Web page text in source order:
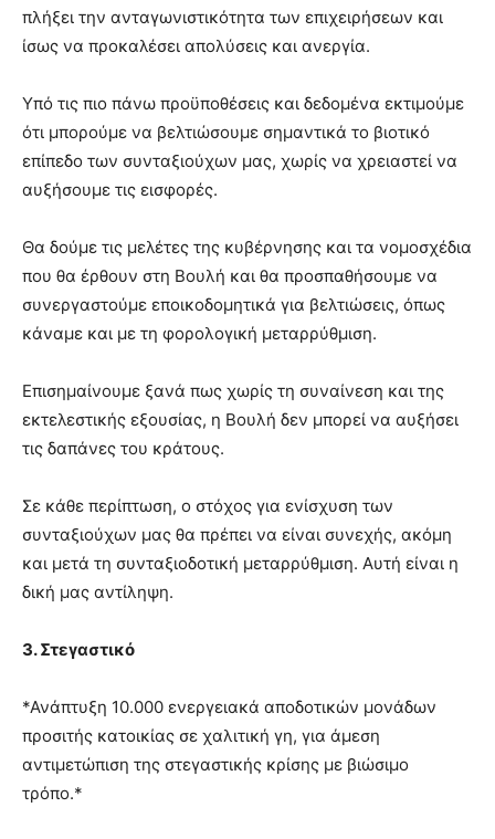
πλήξει την ανταγωνιστικότητα των επιχειρήσεων και
ίσως να προκαλέσει απολύσεις και ανεργία.
Υπό τις πιο πάνω προϋποθέσεις και δεδομένα εκτιμούμε
ότι μπορούμε να βελτιώσουμε σημαντικά το βιοτικό
επίπεδο των συνταξιούχων μας, χωρίς να χρειαστεί να
αυξήσουμε τις εισφορές.
Θα δούμε τις μελέτες της κυβέρνησης και τα νομοσχέδια
που θα έρθουν στη Βουλή και θα προσπαθήσουμε να
συνεργαστούμε εποικοδομητικά για βελτιώσεις, όπως
κάναμε και με τη φορολογική μεταρρύθμιση.
Επισημαίνουμε ξανά πως χωρίς τη συναίνεση και της
εκτελεστικής εξουσίας, η Βουλή δεν μπορεί να αυξήσει
τις δαπάνες του κράτους.
Σε κάθε περίπτωση, ο στόχος για ενίσχυση των
συνταξιούχων μας θα πρέπει να είναι συνεχής, ακόμη
και μετά τη συνταξιοδοτική μεταρρύθμιση. Αυτή είναι η
δική μας αντίληψη.
3. Στεγαστικό
*Ανάπτυξη 10.000 ενεργειακά αποδοτικών μονάδων
προσιτής κατοικίας σε χαλιτική γη, για άμεση
αντιμετώπιση της στεγαστικής κρίσης με βιώσιμο
τρόπο.*